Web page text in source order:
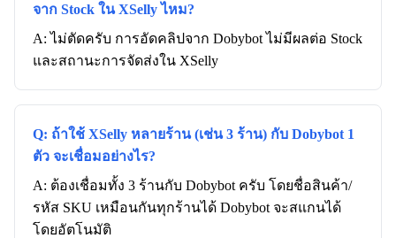
จาก Stock ใน XSelly ไหม?
A: ไม่ตัดครับ การอัดคลิปจาก Dobybot ไม่มีผลต่อ Stock
และสถานะการจัดส่งใน XSelly
Q: ถ้าใช้ XSelly หลายร้าน (เช่น 3 ร้าน) กับ Dobybot 1
ตัว จะเชื่อมอย่างไร?
A: ต้องเชื่อมทั้ง 3 ร้านกับ Dobybot ครับ โดยชื่อสินค้า/
รหัส SKU เหมือนกันทุกร้านได้ Dobybot จะสแกนได้
โดยอัตโนมัติ